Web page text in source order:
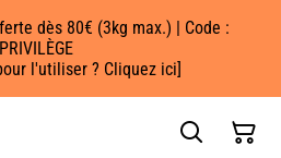
dès 80€ (3kg max.) | Code :
PRIVILÈGE
l'utiliser ? Cliquez ici]